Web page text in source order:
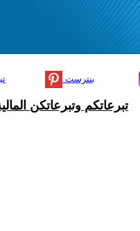
بنترست
تبرعاتكم وتبرعاتكن